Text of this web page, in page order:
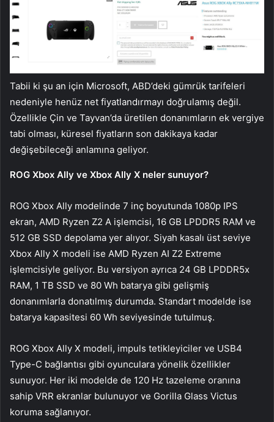
Tabii ki şu an için Microsoft, ABD’deki gümrük tarifeleri
nedeniyle henüz net fiyatlandırmayı doğrulamış değil.
Özellikle Çin ve Tayvan’da üretilen donanımların ek vergiye
tabi olması, küresel fiyatların son dakikaya kadar
değişebileceği anlamına geliyor.
ROG Xbox Ally ve Xbox Ally X neler sunuyor?
ROG Xbox Ally modelinde 7 inç boyutunda 1080p IPS
ekran, AMD Ryzen Z2 A işlemcisi, 16 GB LPDDR5 RAM ve
512 GB SSD depolama yer alıyor. Siyah kasalı üst seviye
Xbox Ally X modeli ise AMD Ryzen AI Z2 Extreme
işlemcisiyle geliyor. Bu versiyon ayrıca 24 GB LPDDR5x
RAM, 1 TB SSD ve 80 Wh batarya gibi gelişmiş
donanımlarla donatılmış durumda. Standart modelde ise
batarya kapasitesi 60 Wh seviyesinde tutulmuş.
ROG Xbox Ally X modeli, impuls tetikleyiciler ve USB4
Type-C bağlantısı gibi oyunculara yönelik özellikler
sunuyor. Her iki modelde de 120 Hz tazeleme oranına
sahip VRR ekranlar bulunuyor ve Gorilla Glass Victus
koruma sağlanıyor.